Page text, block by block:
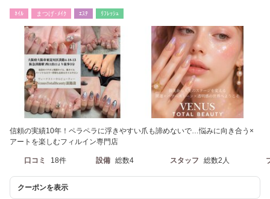
ﾈｲﾙ まつげ･ﾒｲｸ ｴｽﾃ ﾘﾌﾚｯｼｭ
信頼の実績10年！ペラペラに浮きやすい爪も諦めないで…悩みに向き合う×
アートを楽しむフィルイン専門店
口コミ 18件 設備 総数4 スタッフ 総数2人
クーポンを表示